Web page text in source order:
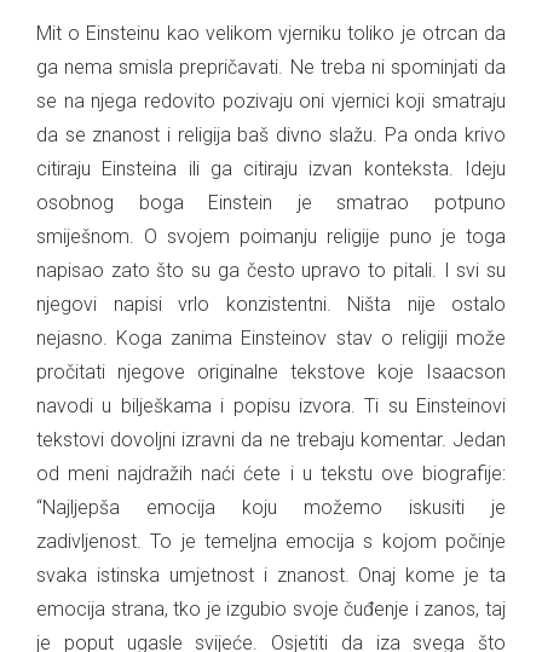
Mit o Einsteinu kao velikom vjerniku toliko je otrcan da
ga nema smisla prepričavati. Ne treba ni spominjati da
se na njega redovito pozivaju oni vjernici koji smatraju
da se znanost i religija baš divno slažu. Pa onda krivo
citiraju Einsteina ili ga citiraju izvan konteksta. Ideju
osobnog boga Einstein je smatrao potpuno
smiješnom. O svojem poimanju religije puno je toga
napisao zato što su ga često upravo to pitali. I svi su
njegovi napisi vrlo konzistentni. Ništa nije ostalo
nejasno. Koga zanima Einsteinov stav o religiji može
pročitati njegove originalne tekstove koje Isaacson
navodi u bilješkama i popisu izvora. Ti su Einsteinovi
tekstovi dovoljni izravni da ne trebaju komentar. Jedan
od meni najdražih naći ćete i u tekstu ove biografije:
“Najljepša emocija koju možemo iskusiti je
zadivljenost. To je temeljna emocija s kojom počinje
svaka istinska umjetnost i znanost. Onaj kome je ta
emocija strana, tko je izgubio svoje čuđenje i zanos, taj
je poput ugasle svijeće. Osjetiti da iza svega što